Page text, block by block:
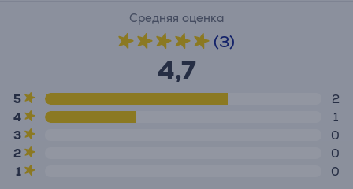
Средняя оценка
(3)
4,7
5
2
4
1
3
0
2
0
1
0